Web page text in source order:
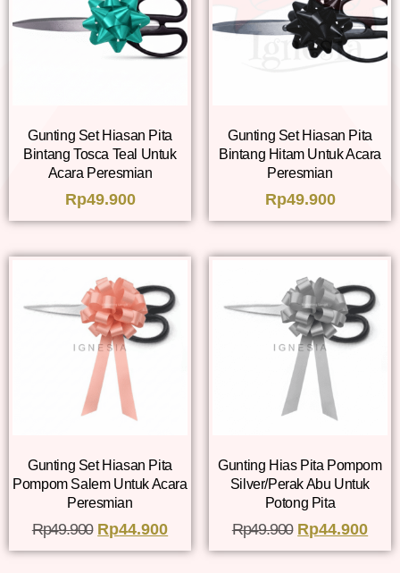
Gunting Set Hiasan Pita
Bintang Tosca Teal Untuk
Acara Peresmian
Rp49.900
Gunting Set Hiasan Pita
Bintang Hitam Untuk Acara
Peresmian
Rp49.900
Gunting Set Hiasan Pita
Pompom Salem Untuk Acara
Peresmian
Rp49.900 Rp44.900
Gunting Hias Pita Pompom
Silver/Perak Abu Untuk
Potong Pita
Rp49.900 Rp44.900